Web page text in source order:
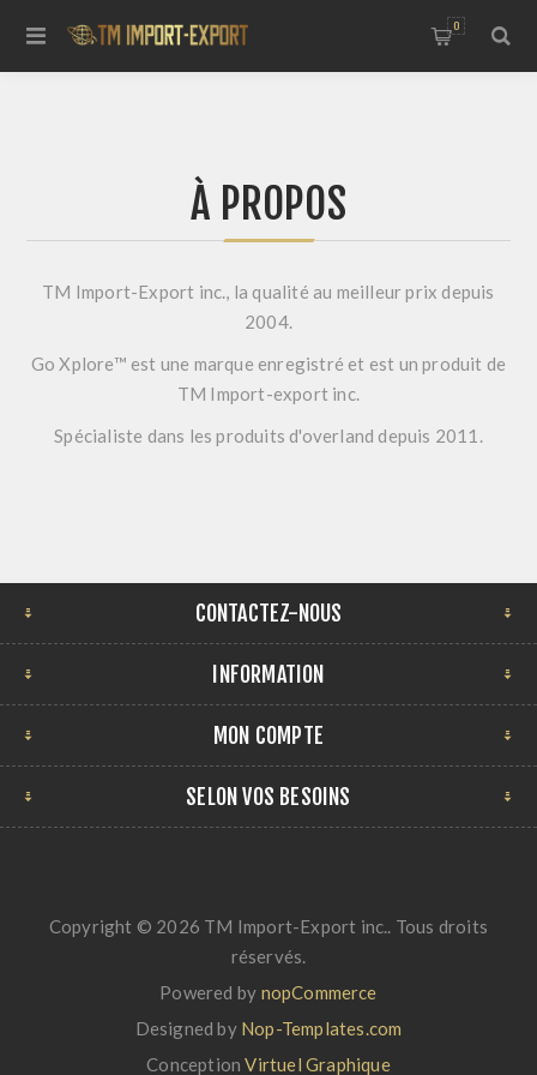
0
À PROPOS
TM Import-Export inc., la qualité au meilleur prix depuis
2004.
Go Xplore™ est une marque enregistré et est un produit de
TM Import-export inc.
Spécialiste dans les produits d'overland depuis 2011.
CONTACTEZ-NOUS
INFORMATION
MON COMPTE
SELON VOS BESOINS
Copyright © 2026 TM Import-Export inc.. Tous droits
réservés.
Powered by nopCommerce
Designed by Nop-Templates.com
ConceptionVirtuel Graphique